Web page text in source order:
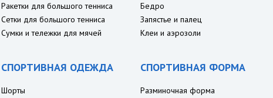
Ракетки для большого тенниса
Сетки для большого тенниса
Сумки и тележки для мячей
Бедро
Запястье и палец
Клеи и аэрозоли
СПОРТИВНАЯ ОДЕЖДА
Шорты
СПОРТИВНАЯ ФОРМА
Разминочная форма